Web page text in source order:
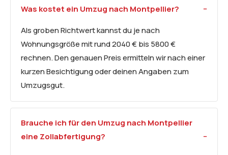
Was kostet ein Umzug nach Montpellier?
Als groben Richtwert kannst du je nach
Wohnungsgröße mit rund 2040 € bis 5800 €
rechnen. Den genauen Preis ermitteln wir nach einer
kurzen Besichtigung oder deinen Angaben zum
Umzugsgut.
Brauche ich für den Umzug nach Montpellier
eine Zollabfertigung?